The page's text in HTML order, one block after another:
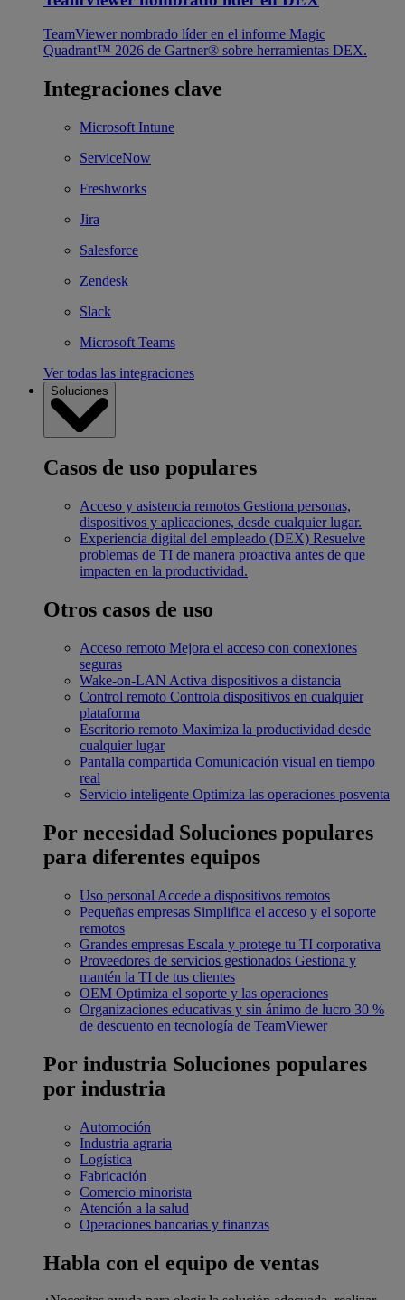
TeamViewer nombrado líder en el informe Magic
Quadrant™ 2026 de Gartner® sobre herramientas DEX.
Integraciones clave
Microsoft Intune
ServiceNow
Freshworks
Jira
Salesforce
Zendesk
Slack
Microsoft Teams
Ver todas las integraciones
Soluciones
Casos de uso populares
Acceso y asistencia remotos Gestiona personas,
dispositivos y aplicaciones, desde cualquier lugar.
Experiencia digital del empleado (DEX) Resuelve
problemas de TI de manera proactiva antes de que
impacten en la productividad.
Otros casos de uso
Acceso remoto Mejora el acceso con conexiones
seguras
Wake-on-LAN Activa dispositivos a distancia
Control remoto Controla dispositivos en cualquier
plataforma
Escritorio remoto Maximiza la productividad desde
cualquier lugar
Pantalla compartida Comunicación visual en tiempo
real
Servicio inteligente Optimiza las operaciones posventa
Por necesidad Soluciones populares
para diferentes equipos
Uso personal Accede a dispositivos remotos
Pequeñas empresas Simplifica el acceso y el soporte
remotos
Grandes empresas Escala y protege tu TI corporativa
Proveedores de servicios gestionados Gestiona y
mantén la TI de tus clientes
OEM Optimiza el soporte y las operaciones
Organizaciones educativas y sin ánimo de lucro 30 %
de descuento en tecnología de TeamViewer
Por industria Soluciones populares
por industria
Automoción
Industria agraria
Logística
Fabricación
Comercio minorista
Atención a la salud
Operaciones bancarias y finanzas
Habla con el equipo de ventas